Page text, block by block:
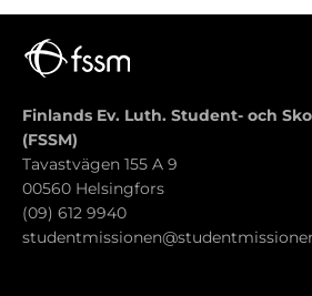
Finlands Ev. Luth. Student- och
(FSSM)
Tavastvägen 155 A 9
00560 Helsingfors
(09) 612 9940